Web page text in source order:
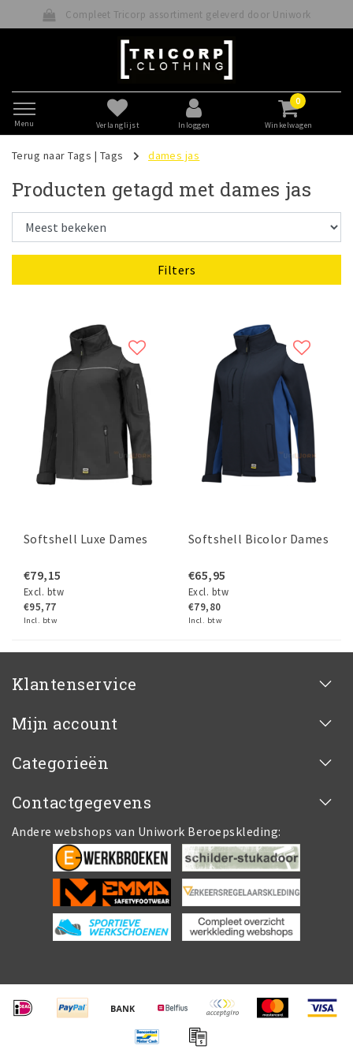
Compleet Tricorp assortiment geleverd door Uniwork
Menu Verlanglijst Inloggen
0
Winkelwagen
Terug naar Tags | Tags dames jas
Producten getagd met dames jas
Filters
Softshell Luxe Dames
€79,15
Excl. btw
€95,77
Incl. btw
Softshell Bicolor Dames
€65,95
Excl. btw
€79,80
Incl. btw
Klantenservice
Mijn account
Categorieën
Contactgegevens
Andere webshops van Uniwork Beroepskleding: